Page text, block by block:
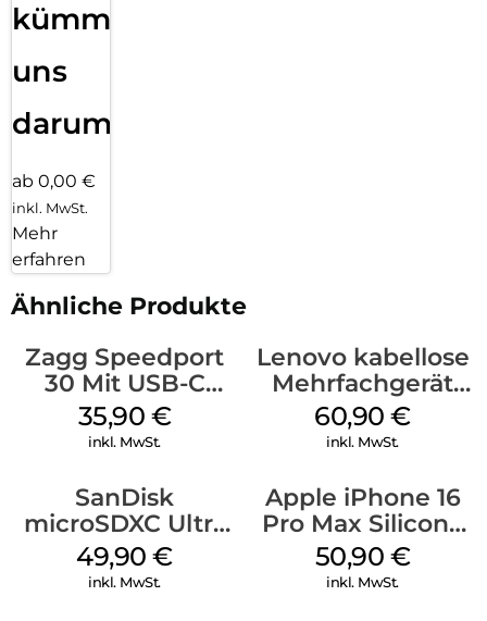
kümmern
uns
darum!
ab 0,00 €
inkl. MwSt.
Mehr
erfahren
Ähnliche Produkte
Zagg Speedport
30 Mit USB-C
Kabel Weiß
35,90 €
inkl. MwSt.
Lenovo kabellose
Mehrfachgerät
Luna Grey
60,90€
inkl. MwSt.
SanDisk
microSDXC Ultra
128 GB + Adapter
Mobile
49,90€
inkl. MwSt.
Apple iPhone 16
Pro Max Silicone
Case MagSafe
Denim
50,90 €
inkl. MwSt.